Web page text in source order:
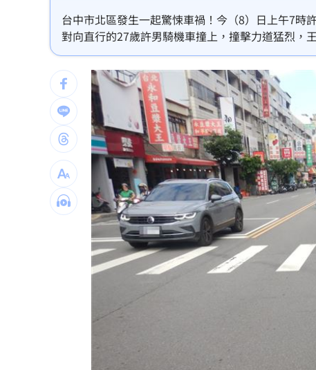
每投1元創1.8倍影響 凱基金永續布局結
台灣地震97％是這2種 氣象署認證破壞力
AIT推韌性台灣系列文 首波聚焦災害管
曾經歷合約糾紛 THE BOYZ確定9人續約
新／大雷雨開轟「2縣市」 示警區域出
台灣彩券開獎直播中 20:31
LIVE三立+24小時直播 15:27
三立iNEWS新聞台線上直播
市場到酒場料理！可果美蕃茄醬創無限可能
台中市北區發生一起驚悚車禍！今（8）日上午7時
對向直行的27歲許男騎機車撞上，撞擊力道猛烈，
醫，所幸無生命危險，至於事故詳情有待警方近一